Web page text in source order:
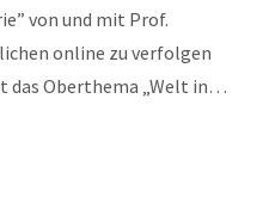
von und mit Prof.
online zu verfolgen
das Oberthema „Welt in…